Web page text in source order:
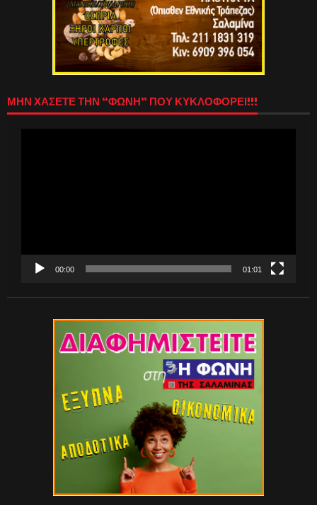
ΜΗΝ ΧΑΣΕΤΕ ΤΗΝ “ΦΩΝΗ” ΠΟΥ ΚΥΚΛΟΦΟΡΕΙ!!!
00:00 01:01